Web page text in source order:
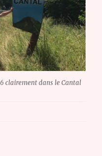
clairement dans le Cantal